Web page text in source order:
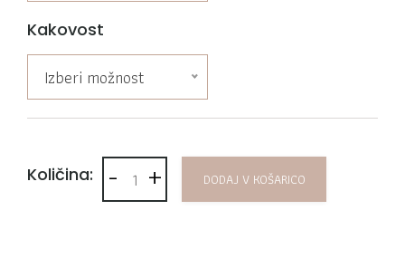
Kakovost
Izberi možnost
Količina: Jogi rjuha bombaž Percal opečna 105S
+
- DODAJ V KOŠARICO